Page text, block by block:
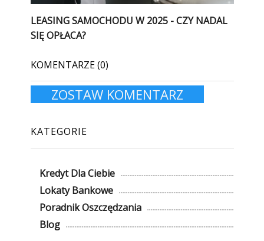
LEASING SAMOCHODU W 2025 - CZY NADAL
SIĘ OPŁACA?
KOMENTARZE (0)
ZOSTAW KOMENTARZ
KATEGORIE
Kredyt Dla Ciebie
Lokaty Bankowe
Poradnik Oszczędzania
Blog